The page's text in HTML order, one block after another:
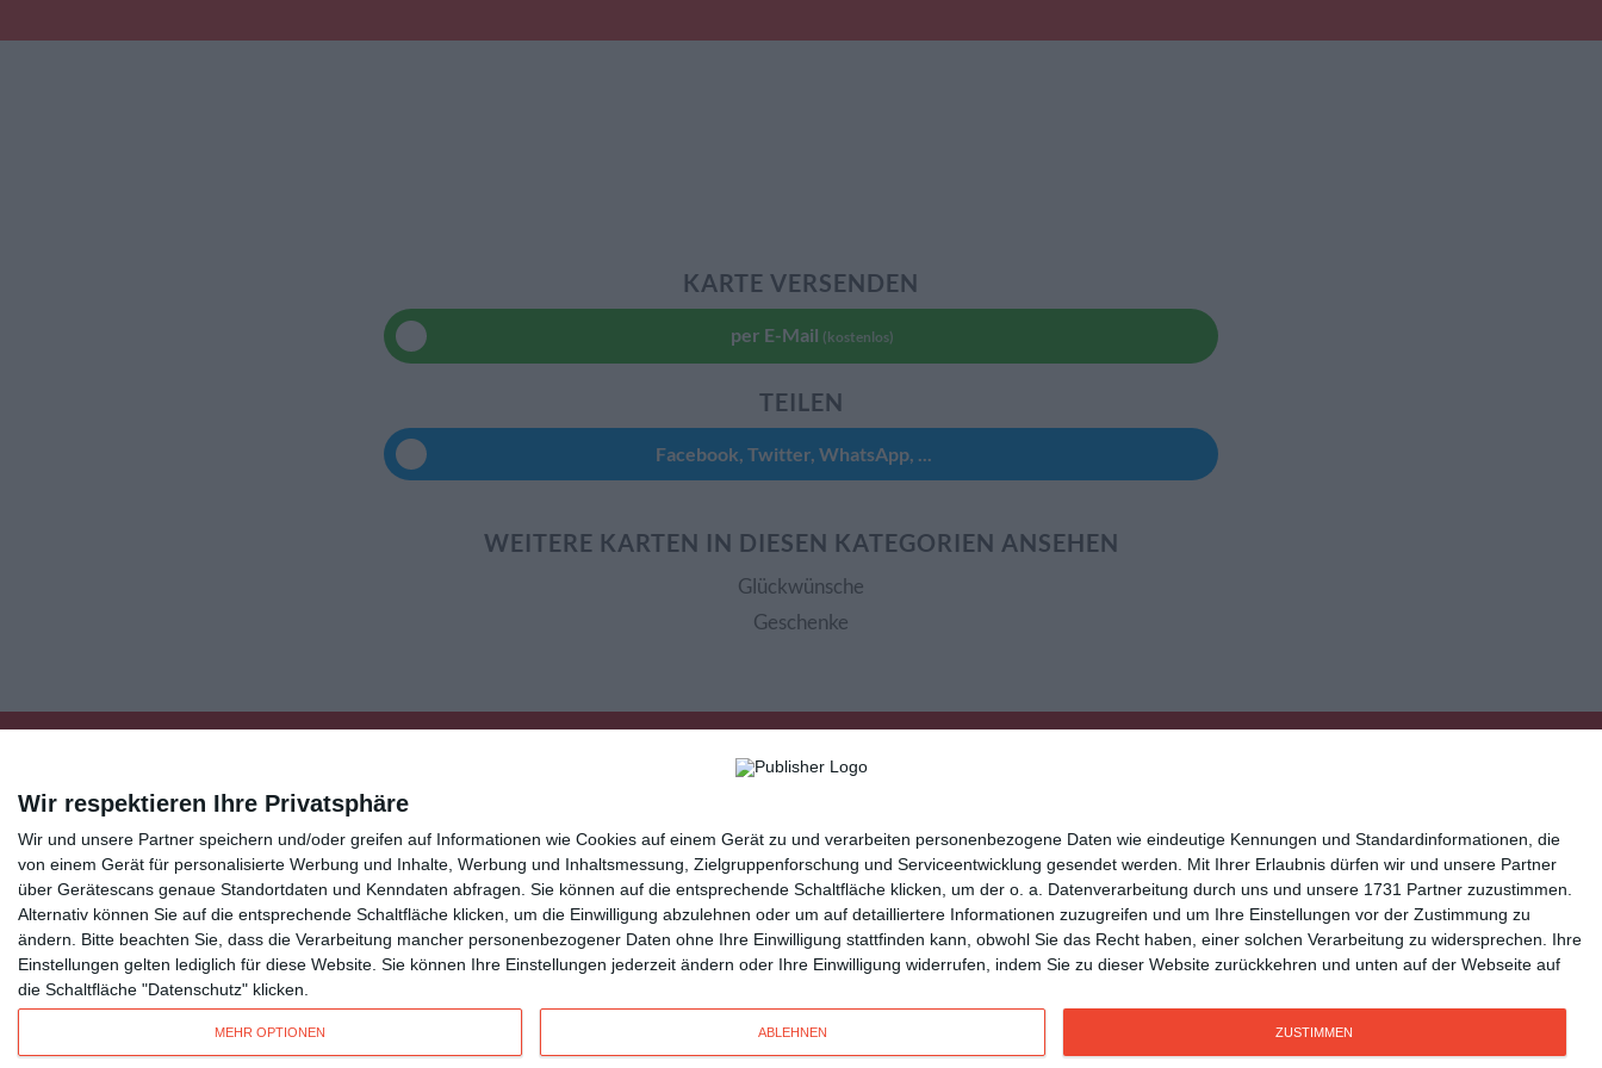
Wir respektieren Ihre Privatsphäre
Wir und unsere Partner speichern und/oder greifen auf Informationen wie Cookies auf einem Gerät zu und verarbeiten personenbezogene Daten wie eindeutige Kennungen und Standardinformationen, die
von einem Gerät für personalisierte Werbung und Inhalte, Werbung und Inhaltsmessung, Zielgruppenforschung und Serviceentwicklung gesendet werden.
Mit Ihrer Erlaubnis dürfen wir und unsere Partner
über Gerätescans genaue Standortdaten und Kenndaten abfragen. Sie können auf die entsprechende Schaltfläche klicken, um der o. a. Datenverarbeitung durch uns und unsere 1731 Partner zuzustimmen.
Alternativ können Sie auf die entsprechende Schaltfläche klicken, um die Einwilligung abzulehnen oder um auf detailliertere Informationen zuzugreifen und um Ihre Einstellungen vor der Zustimmung zu
ändern.
Bitte beachten Sie, dass die Verarbeitung mancher personenbezogener Daten ohne Ihre Einwilligung stattfinden kann, obwohl Sie das Recht haben, einer solchen Verarbeitung zu widersprechen. Ihre
Einstellungen gelten lediglich für diese Website. Sie können Ihre Einstellungen jederzeit ändern oder Ihre Einwilligung widerrufen, indem Sie zu dieser Website zurückkehren und unten auf der Webseite auf
die Schaltfläche "Datenschutz" klicken.
MEHR OPTIONEN ABLEHNEN ZUSTIMMEN
KARTE VERSENDEN
per E-Mail (kostenlos)
TEILEN
Facebook, Twitter, WhatsApp, ...
WEITERE KARTEN IN DIESEN KATEGORIEN ANSEHEN
Glückwünsche
Geschenke
Kisseo©
Entdecken Sie auch: Ereignis-Kalender Kisseo Newsletter Hilfe / FAQ Nutzungsbedingungen Impressum
Kisseo auf Facebook
Unsere Grußkarten auf anderen Sprachen:
free ecards cartes de voeux tarjetas virtuales
cartoline di auguri
Verschicken Sieoriginelle Geburtstagskarten